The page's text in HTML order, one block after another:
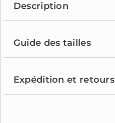
Description
Guide des tailles
Expédition et retours